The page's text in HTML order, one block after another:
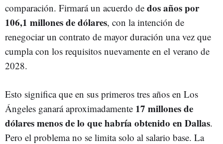
comparación. Firmará un acuerdo de dos años por
106,1 millones de dólares, con la intención de
renegociar un contrato de mayor duración una vez que
cumpla con los requisitos nuevamente en el verano de
2028.
Esto significa que en sus primeros tres años en Los
Ángeles ganará aproximadamente 17 millones de
dólares menos de lo que habría obtenido en Dallas.
Pero el problema no se limita solo al salario base. La